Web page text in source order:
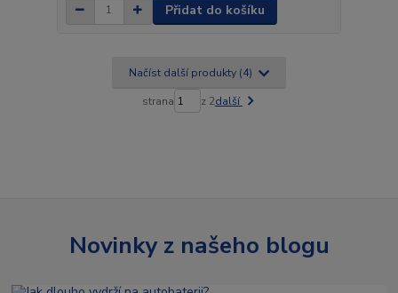
Přidat do košíku
Načíst další produkty (4)
strana z 2další
Novinky z našeho blogu